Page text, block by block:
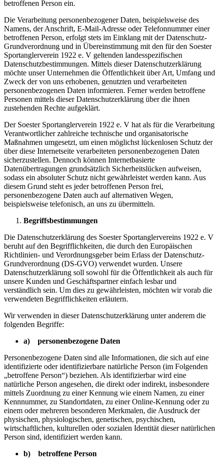
betroffenen Person ein.
Die Verarbeitung personenbezogener Daten, beispielsweise des
Namens, der Anschrift, E-Mail-Adresse oder Telefonnummer einer
betroffenen Person, erfolgt stets im Einklang mit der Datenschutz-
Grundverordnung und in Übereinstimmung mit den für den Soester
Sportanglerverein 1922 e. V geltenden landesspezifischen
Datenschutzbestimmungen. Mittels dieser Datenschutzerklärung
möchte unser Unternehmen die Öffentlichkeit über Art, Umfang und
Zweck der von uns erhobenen, genutzten und verarbeiteten
personenbezogenen Daten informieren. Ferner werden betroffene
Personen mittels dieser Datenschutzerklärung über die ihnen
zustehenden Rechte aufgeklärt.
Der Soester Sportanglerverein 1922 e. V hat als für die Verarbeitung
Verantwortlicher zahlreiche technische und organisatorische
Maßnahmen umgesetzt, um einen möglichst lückenlosen Schutz der
über diese Internetseite verarbeiteten personenbezogenen Daten
sicherzustellen. Dennoch können Internetbasierte
Datenübertragungen grundsätzlich Sicherheitslücken aufweisen,
sodass ein absoluter Schutz nicht gewährleistet werden kann. Aus
diesem Grund steht es jeder betroffenen Person frei,
personenbezogene Daten auch auf alternativen Wegen,
beispielsweise telefonisch, an uns zu übermitteln.
Begriffsbestimmungen
Die Datenschutzerklärung des Soester Sportanglervereins 1922 e. V
beruht auf den Begrifflichkeiten, die durch den Europäischen
Richtlinien- und Verordnungsgeber beim Erlass der Datenschutz-
Grundverordnung (DS-GVO) verwendet wurden. Unsere
Datenschutzerklärung soll sowohl für die Öffentlichkeit als auch für
unsere Kunden und Geschäftspartner einfach lesbar und
verständlich sein. Um dies zu gewährleisten, möchten wir vorab die
verwendeten Begrifflichkeiten erläutern.
Wir verwenden in dieser Datenschutzerklärung unter anderem die
folgenden Begriffe:
a) personenbezogene Daten
Personenbezogene Daten sind alle Informationen, die sich auf eine
identifizierte oder identifizierbare natürliche Person (im Folgenden
„betroffene Person“) beziehen. Als identifizierbar wird eine
natürliche Person angesehen, die direkt oder indirekt, insbesondere
mittels Zuordnung zu einer Kennung wie einem Namen, zu einer
Kennnummer, zu Standortdaten, zu einer Online-Kennung oder zu
einem oder mehreren besonderen Merkmalen, die Ausdruck der
physischen, physiologischen, genetischen, psychischen,
wirtschaftlichen, kulturellen oder sozialen Identität dieser natürlichen
Person sind, identifiziert werden kann.
b) betroffene Person